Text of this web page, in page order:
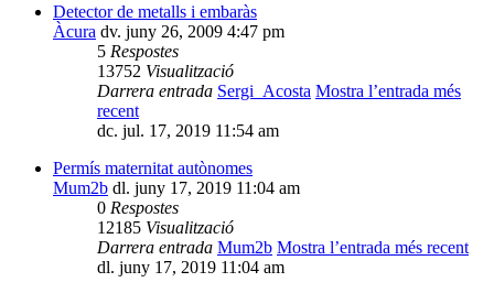
Detector de metalls i embaràs
Àcura dv. juny 26, 2009 4:47 pm
5 Respostes
13752 Visualització
Darrera entrada Sergi_Acosta Mostra l’entrada més
recent
dc. jul. 17, 2019 11:54 am
Permís maternitat autònomes
Mum2b dl. juny 17, 2019 11:04 am
0 Respostes
12185 Visualització
Darrera entrada Mum2b Mostra l’entrada més recent
dl. juny 17, 2019 11:04 am